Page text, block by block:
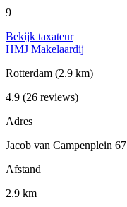
9
Bekijk taxateur
HMJ Makelaardij
Rotterdam (2.9 km)
4.9 (26 reviews)
Adres
Jacob van Campenplein 67
Afstand
2.9 km